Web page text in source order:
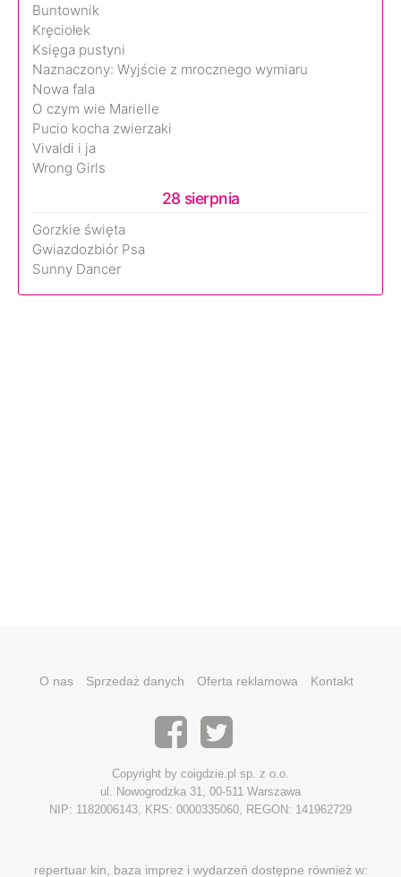
Buntownik
Kręciołek
Księga pustyni
Naznaczony: Wyjście z mrocznego wymiaru
Nowa fala
O czym wie Marielle
Pucio kocha zwierzaki
Vivaldi i ja
Wrong Girls
28 sierpnia
Gorzkie święta
Gwiazdozbiór Psa
Sunny Dancer
O nas Sprzedaż danych Oferta reklamowa Kontakt
Copyright by coigdzie.pl sp. z o.o.
ul. Nowogrodzka 31, 00-511 Warszawa
NIP: 1182006143, KRS: 0000335060, REGON: 141962729
repertuar kin, baza imprez i wydarzeń dostępne również w: